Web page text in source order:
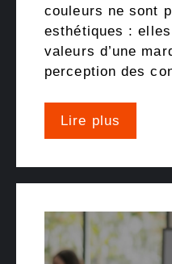
couleurs ne sont
esthétiques :
valeurs d’une
perception des
Lire plus